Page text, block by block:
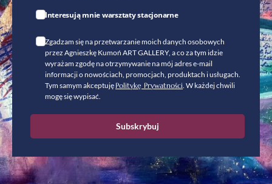
Interesują mnie warsztaty stacjonarne
Zgadzam się na przetwarzanie moich danych osobowych
przez Agnieszkę Kumoń ART GALLERY, a co za tym idzie
wyrażam zgodę na otrzymywanie na mój adres e-mail
informacji o nowościach, promocjach, produktach i usługach.
Tym samym akceptuję Politykę Prywatności. W każdej chwili
mogę się wypisać.
Subskrybuj